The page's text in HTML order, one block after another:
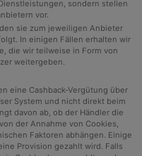
sondern stellen
vor.
sie zum jeweiligen Anbieter
In einigen Fällen erhalten wir
die wir teilweise in Form von
weitergeben.
eine Cashback-Vergütung über
System und nicht direkt beim
davon ab, ob der Händler die
der Annahme von Cookies,
Faktoren abhängen. Einige
Provision gezahlt wird. Falls